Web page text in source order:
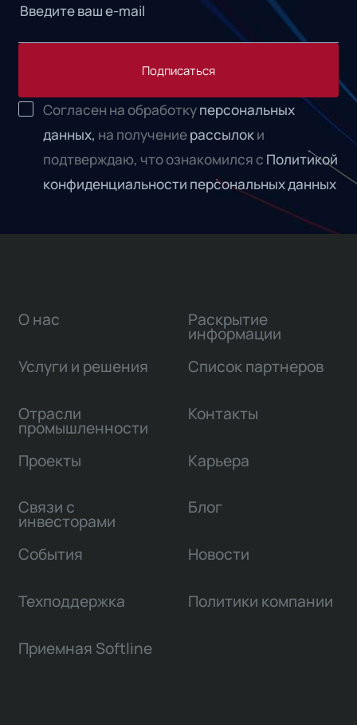
Подписаться
Согласен на обработкуперсональных
данных, на получениерассылоки
подтверждаю, что ознакомился с Политикой
конфиденциальности персональных данных
О нас
Услуги и решения
Отрасли
промышленности
Проекты
Связи с
инвесторами
Раскрытие
информации
Список партнеров
Контакты
Карьера
Блог
События Новости
Техподдержка Политики компании
Приемная Softline